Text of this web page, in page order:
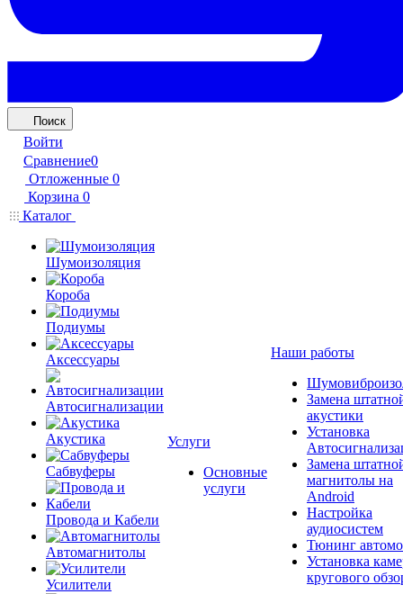
Поиск
Войти
Сравнение0
Отложенные 0
Корзина 0
Каталог
Шумоизоляция
Короба
Подиумы
Аксессуары
Автосигнализации
Акустика
Сабвуферы
Провода и Кабели
Автомагнитолы
Усилители
Услуги
Основные
услуги
Наши работы
Замена
акустики
Установка
Замена
магнитолы на
Android
Настройка
аудиосистем
Тюнинг
Установка
кругового